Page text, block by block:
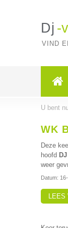
Dj -
VIND
U bent
WK
Deze
hoofd DJ
weer
Datum: